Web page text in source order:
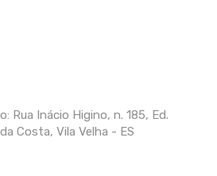
Rua Inácio Higino, n. 185, Ed.
Costa, Vila Velha - ES